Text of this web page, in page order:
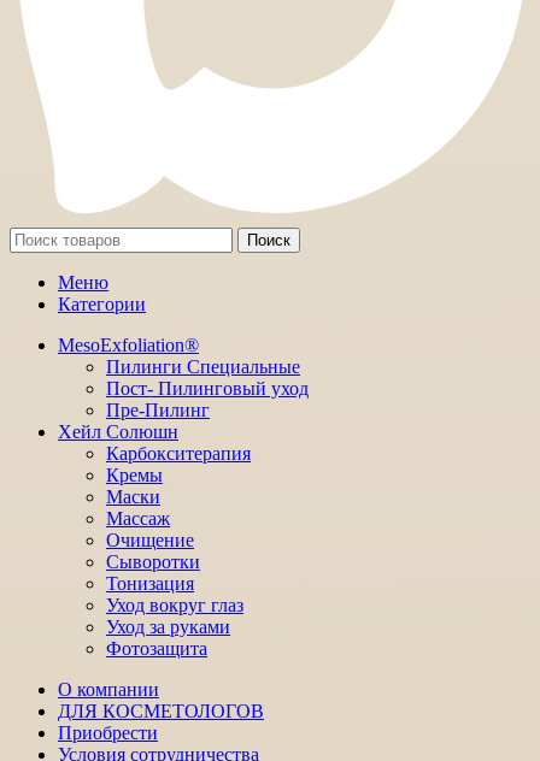
Поиск
Меню
Категории
MesoExfoliation®
Пилинги Специальные
Пост- Пилинговый уход
Пре-Пилинг
Хейл Солюшн
Карбокситерапия
Кремы
Маски
Массаж
Очищение
Сыворотки
Тонизация
Уход вокруг глаз
Уход за руками
Фотозащита
О компании
ДЛЯ КОСМЕТОЛОГОВ
Приобрести
Условия сотрудничества